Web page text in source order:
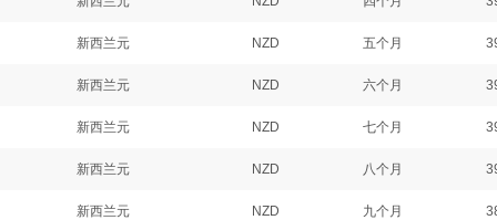
新西兰元 NZD 五个月
新西兰元 NZD 六个月
新西兰元 NZD 七个月
新西兰元 NZD 八个月
新西兰元 NZD 九个月